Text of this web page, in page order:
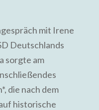
mit Irene
Deutschlands
sorgte am
die nach dem
historische